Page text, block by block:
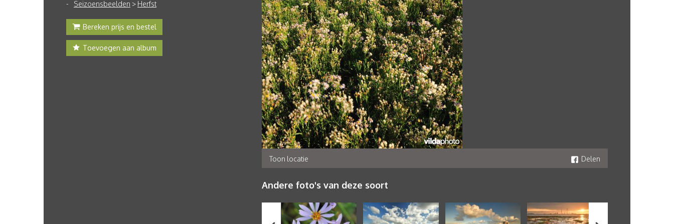
Seizoensbeelden > Herfst
Bereken prijs en bestel
Toevoegen aan album
Toon locatie Delen
Andere foto's van deze soort